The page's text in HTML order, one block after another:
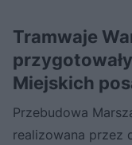
Tramwaje
Miejskich
Przebudowa
realizowana przez